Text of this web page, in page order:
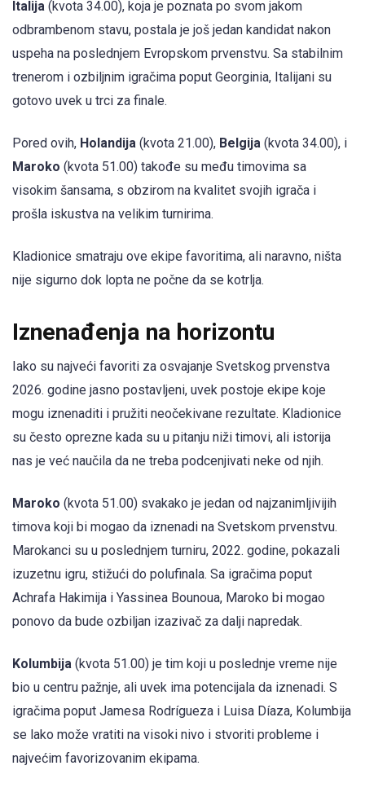
Italija (kvota 34.00), koja je poznata po svom jakom
odbrambenom stavu, postala je još jedan kandidat nakon
uspeha na poslednjem Evropskom prvenstvu. Sa stabilnim
trenerom i ozbiljnim igračima poput Georginia, Italijani su
gotovo uvek u trci za finale.
Pored ovih, Holandija (kvota 21.00), Belgija (kvota 34.00), i
Maroko (kvota 51.00) takođe su među timovima sa
visokim šansama, s obzirom na kvalitet svojih igrača i
prošla iskustva na velikim turnirima.
Kladionice smatraju ove ekipe favoritima, ali naravno, ništa
nije sigurno dok lopta ne počne da se kotrlja.
Iznenađenja na horizontu
Iako su najveći favoriti za osvajanje Svetskog prvenstva
2026. godine jasno postavljeni, uvek postoje ekipe koje
mogu iznenaditi i pružiti neočekivane rezultate. Kladionice
su često oprezne kada su u pitanju niži timovi, ali istorija
nas je već naučila da ne treba podcenjivati neke od njih.
Maroko (kvota 51.00) svakako je jedan od najzanimljivijih
timova koji bi mogao da iznenadi na Svetskom prvenstvu.
Marokanci su u poslednjem turniru, 2022. godine, pokazali
izuzetnu igru, stižući do polufinala. Sa igračima poput
Achrafa Hakimija i Yassinea Bounoua, Maroko bi mogao
ponovo da bude ozbiljan izazivač za dalji napredak.
Kolumbija (kvota 51.00) je tim koji u poslednje vreme nije
bio u centru pažnje, ali uvek ima potencijala da iznenadi. S
igračima poput Jamesa Rodrígueza i Luisa Díaza, Kolumbija
se lako može vratiti na visoki nivo i stvoriti probleme i
najvećim favorizovanim ekipama.